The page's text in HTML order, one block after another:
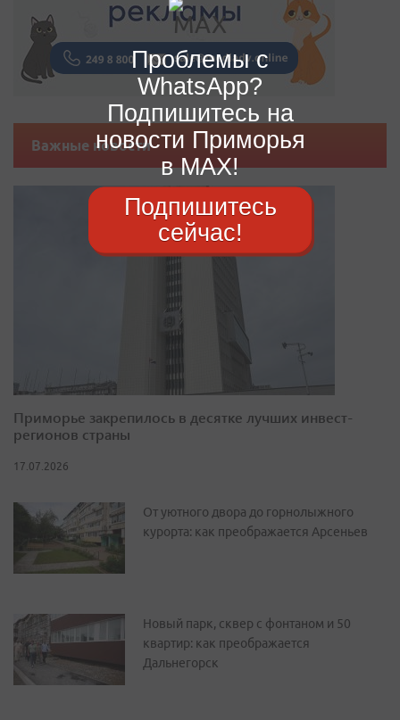
Важные новости
Приморье закрепилось в десятке лучших инвест-
регионов страны
17.07.2026
От уютного двора до горнолыжного
курорта: как преображается Арсеньев
Новый парк, сквер с фонтаном и 50
квартир: как преображается
Дальнегорск
Проблемы с
WhatsApp?
Подпишитесь на
новости Приморья
в MAX!
Подпишитесь
сейчас!